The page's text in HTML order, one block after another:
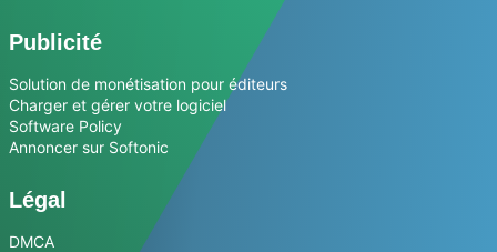
Publicité
Solution de monétisation pour éditeurs
Charger et gérer votre logiciel
Software Policy
Annoncer sur Softonic
Légal
DMCA